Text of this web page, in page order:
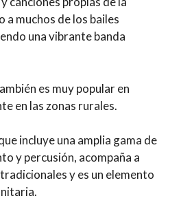
a muchos de los bailes
una vibrante banda
es muy popular en
en las zonas rurales.
incluye una amplia gama de
y percusión, acompaña a
y es un elemento